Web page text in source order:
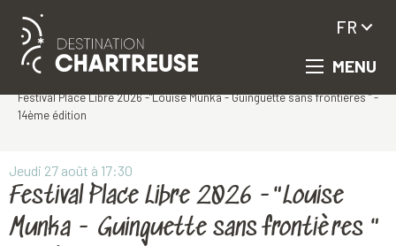
Aller
contenu
MENU
FR
Festival Place Libre 2026 -"Louise Munka - Guinguette sans frontières " -
14ème édition
Jeudi 27 août à 17:30
Festival Place Libre 2026 -"Louise
Munka - Guinguette sans frontières "